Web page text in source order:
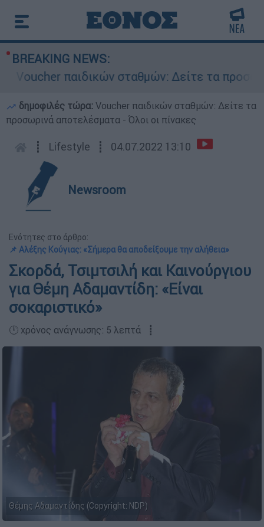
BREAKING NEWS:
παιδικών σταθμών: Δείτε τα προσωρινά
δημοφιλές τώρα: Voucher παιδικών σταθμών: Δείτε τα
προσωρινά αποτελέσματα - Όλοι οι πίνακες
┋ Lifestyle ┋ 04.07.2022 13:10
Newsroom
Ενότητες στο άρθρο:
📌 Αλέξης Κούγιας: «Σήμερα θα αποδείξουμε την αλήθεια»
Σκορδά, Τσιμτσιλή και Καινούργιου
για Θέμη Αδαμαντίδη: «Είναι
σοκαριστικό»
🕛 χρόνος ανάγνωσης: 5 λεπτά ┋
Θέμης Αδαμαντίδης (Copyright: NDP)